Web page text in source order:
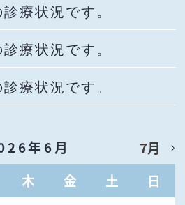
療状況です。
療状況です。
療状況です。
年6月
木 金 土 日
7月